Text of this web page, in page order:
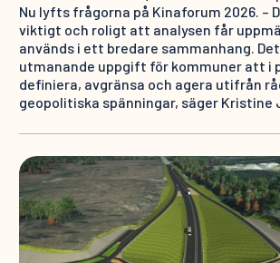
Nu lyfts frågorna på Kinaforum 2026. –
viktigt och roligt att analysen får
används i ett bredare sammanhang.
utmanande uppgift för kommuner att i
definiera, avgränsa och agera utifrån
geopolitiska spänningar, säger Kristine